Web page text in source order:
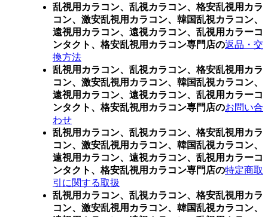
乱視用カラコン、乱視カラコン、格安乱視用カラ
コン、激安乱視用カラコン、韓国乱視カラコン、
遠視用カラコン、遠視カラコン、乱視用カラーコ
ンタクト、格安乱視用カラコン専門店の返品・交
換方法
乱視用カラコン、乱視カラコン、格安乱視用カラ
コン、激安乱視用カラコン、韓国乱視カラコン、
遠視用カラコン、遠視カラコン、乱視用カラーコ
ンタクト、格安乱視用カラコン専門店のお問い合
わせ
乱視用カラコン、乱視カラコン、格安乱視用カラ
コン、激安乱視用カラコン、韓国乱視カラコン、
遠視用カラコン、遠視カラコン、乱視用カラーコ
ンタクト、格安乱視用カラコン専門店の特定商取
引に関する取扱
乱視用カラコン、乱視カラコン、格安乱視用カラ
コン、激安乱視用カラコン、韓国乱視カラコン、